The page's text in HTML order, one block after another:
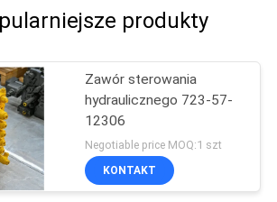
produkty
Zawór sterowania
hydraulicznego 723-57-
12306
Negotiable price MOQ:1 szt
KONTAKT